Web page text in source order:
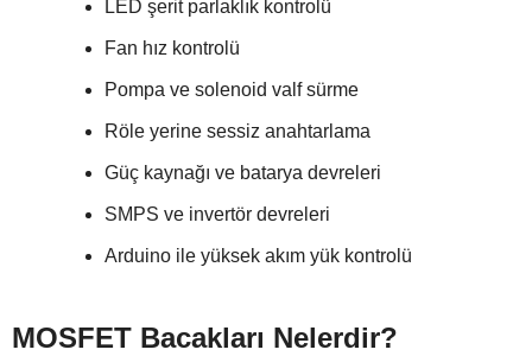
LED şerit parlaklık kontrolü
Fan hız kontrolü
Pompa ve solenoid valf sürme
Röle yerine sessiz anahtarlama
Güç kaynağı ve batarya devreleri
SMPS ve invertör devreleri
Arduino ile yüksek akım yük kontrolü
MOSFET Bacakları Nelerdir?